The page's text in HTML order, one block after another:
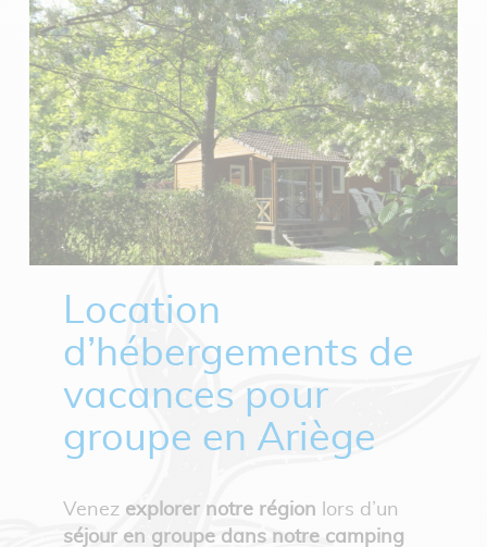
Location
d’hébergements de
vacances pour
groupe en Ariège
Venez explorer notre région lors d’un
séjour en groupe dans notre camping